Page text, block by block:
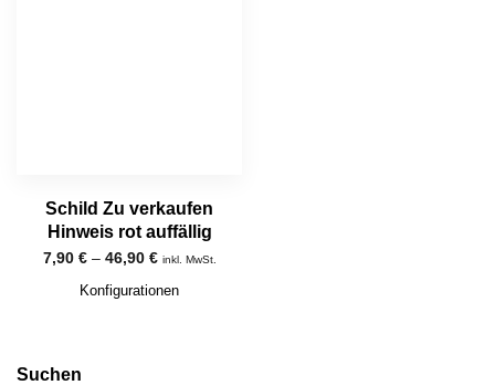
Schild Zu verkaufen
Hinweis rot auffällig
7,90 €– 46,90 € inkl. MwSt.
Konfigurationen
Suchen